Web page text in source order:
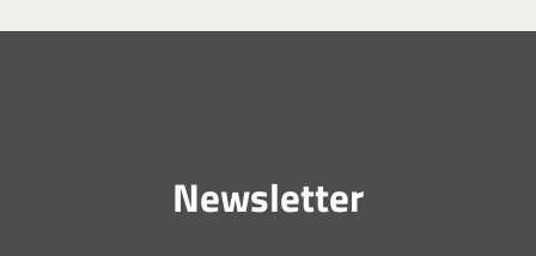
Newsletter